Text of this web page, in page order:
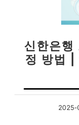
신한은행
정 방법 |